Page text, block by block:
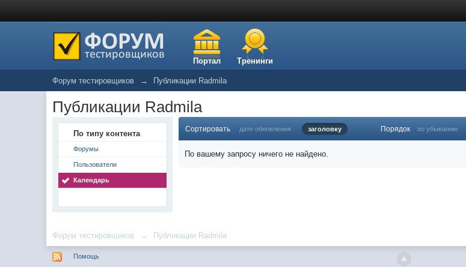
Портал Тренинги
Форум тестировщиков → Публикации Radmila
Публикации Radmila
По типу контента
Форумы
Пользователи
Календарь
Сортировать дате обновления заголовку Порядок по убыванию
По вашему запросу ничего не найдено.
Форум тестировщиков → Публикации Radmila
Помощь